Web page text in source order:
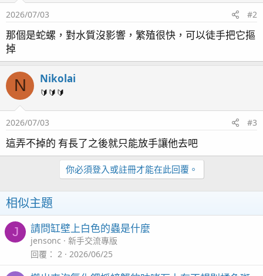
2026/07/03 #2
那個是蛇螺，對水質沒影響，繁殖很快，可以徒手把它摳
掉
N Nikolai
🔰🔰🔰
2026/07/03 #3
這弄不掉的 有長了之後就只能放手讓他去吧
你必須登入或註冊才能在此回覆。
相似主題
J 請問缸壁上白色的蟲是什麼
jensonc
新手交流專版
回覆
2 2026/06/25